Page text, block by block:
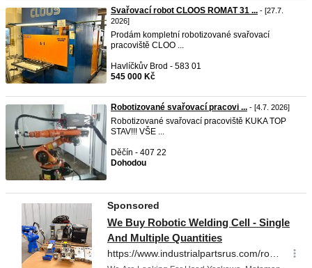
Svařovací robot CLOOS ROMAT 31 ... - [27.7.
2026]
Prodám kompletní robotizované svařovací
pracoviště CLOO ...
Havlíčkův Brod - 583 01
545 000 Kč
Robotizované svařovací pracovi ... - [4.7. 2026]
Robotizované svařovací pracoviště KUKA TOP
STAV!!! VŠE ...
Děčín - 407 22
Dohodou